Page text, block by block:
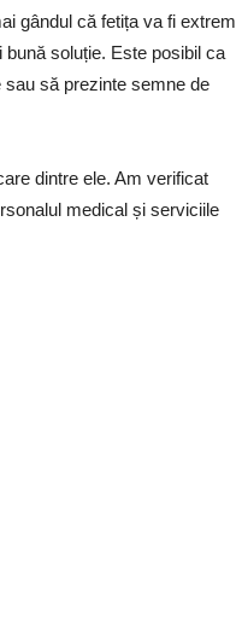
gândul că fetița va fi extrem
soluție. Este posibil ca
să prezinte semne de
dintre ele. Am verificat
medical și serviciile